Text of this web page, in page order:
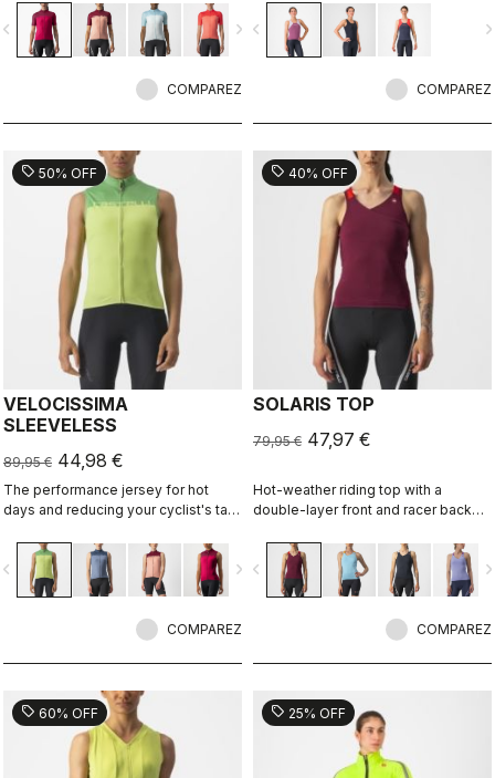
color in a technical construction.
navigate_next
COMPAREZ
navigate_before
COMPAREZ
sell 50% OFF
VELOCISSIMA
SLEEVELESS
89,95 € 44,98 €
The performance jersey for hot
days and reducing your cyclist's tan,
and back and stretch-mesh side
panels to keep you cool.
navigate_next
COMPAREZ
sell 40% OFF
SOLARIS TOP
79,95 € 47,97 €
Hot-weather riding top with a
double-layer front and racer back
navigate_before
COMPAREZ
sell 60% OFF sell 25% OFF